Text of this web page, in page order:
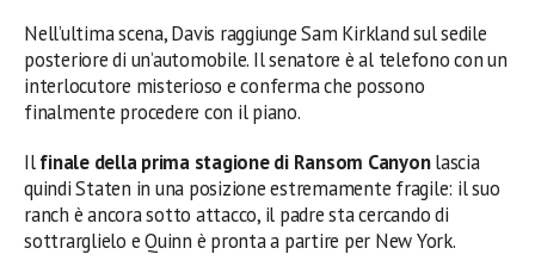
Nell’ultima scena, Davis raggiunge Sam Kirkland sul sedile
posteriore di un’automobile. Il senatore è al telefono con un
interlocutore misterioso e conferma che possono
finalmente procedere con il piano.
Ilfinale della prima stagione di Ransom Canyonlascia
quindi Staten in una posizione estremamente fragile: il suo
ranch è ancora sotto attacco, il padre sta cercando di
sottrarglielo e Quinn è pronta a partire per New York.